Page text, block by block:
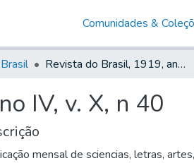
Comunidades &
Revista do Brasil, 1919, anno IV, v. X, n 40
IV, v. X, n 40
mensal de sciencias, letras,